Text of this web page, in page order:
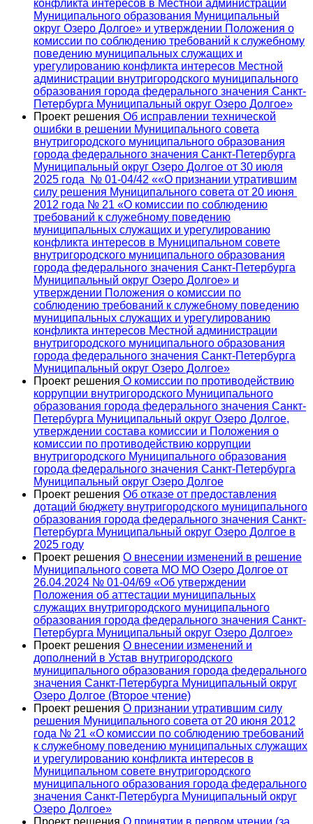
конфликта интересов в Местной администрации
Муниципального образования Муниципальный
округ Озеро Долгое» и утверждении Положения о
комиссии по соблюдению требований к служебному
поведению муниципальных служащих и
урегулированию конфликта интересов Местной
администрации внутригородского муниципального
образования города федерального значения Санкт-
Петербурга Муниципальный округ Озеро Долгое»
Проект решения Об исправлении технической
ошибки в решении Муниципального совета
внутригородского муниципального образования
города федерального значения Санкт-Петербурга
Муниципальный округ Озеро Долгое от 30 июля
2025 года № 01-04/42 ««О признании утратившим
силу решения Муниципального совета от 20 июня
2012 года № 21 «О комиссии по соблюдению
требований к служебному поведению
муниципальных служащих и урегулированию
конфликта интересов в Муниципальном совете
внутригородского муниципального образования
города федерального значения Санкт-Петербурга
Муниципальный округ Озеро Долгое» и
утверждении Положения о комиссии по
соблюдению требований к служебному поведению
муниципальных служащих и урегулированию
конфликта интересов Местной администрации
внутригородского муниципального образования
города федерального значения Санкт-Петербурга
Муниципальный округ Озеро Долгое»
Проект решения О комиссии по противодействию
коррупции внутригородского Муниципального
образования города федерального значения Санкт-
Петербурга Муниципальный округ Озеро Долгое,
утверждении состава комиссии и Положения о
комиссии по противодействию коррупции
внутригородского Муниципального образования
города федерального значения Санкт-Петербурга
Муниципальный округ Озеро Долгое
Проект решения Об отказе от предоставления
дотаций бюджету внутригородского муниципального
образования города федерального значения Санкт-
Петербурга Муниципальный округ Озеро Долгое в
2025 году
Проект решения О внесении изменений в решение
Муниципального совета МО МО Озеро Долгое от
26.04.2024 № 01-04/69 «Об утверждении
Положения об аттестации муниципальных
служащих внутригородского муниципального
образования города федерального значения Санкт-
Петербурга Муниципальный округ Озеро Долгое»
Проект решения О внесении изменений и
дополнений в Устав внутригородского
муниципального образования города федерального
значения Санкт-Петербурга Муниципальный округ
Озеро Долгое (Второе чтение)
Проект решения О признании утратившим силу
решения Муниципального совета от 20 июня 2012
года № 21 «О комиссии по соблюдению требований
к служебному поведению муниципальных служащих
и урегулированию конфликта интересов в
Муниципальном совете внутригородского
муниципального образования города федерального
значения Санкт-Петербурга Муниципальный округ
Озеро Долгое»